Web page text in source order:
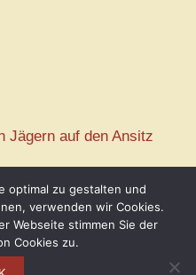
Jägern auf den Ansitz
optimal zu gestalten und
verwenden wir Cookies.
Webseite stimmen Sie der
Cookies zu.